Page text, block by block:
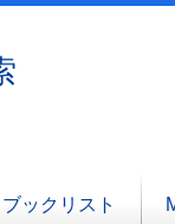
ブックリスト